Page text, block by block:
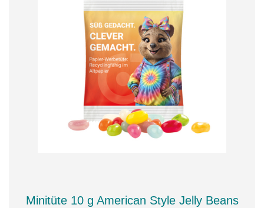
Minitüte 10 g American Style Jelly Beans